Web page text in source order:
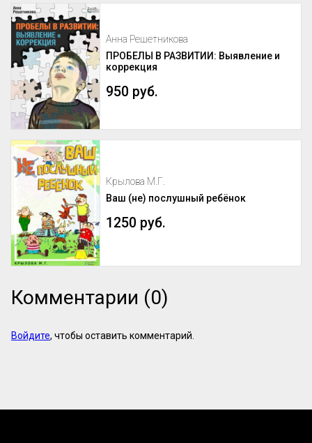
Анна Решетникова
ПРОБЕЛЫ В РАЗВИТИИ: Выявление и
коррекция
950 руб.
Крылова М.Г.
Ваш (не) послушный ребёнок
1250 руб.
Комментарии (0)
Войдите, чтобы оставить комментарий.